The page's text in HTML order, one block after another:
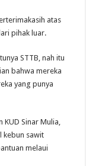
atas
pihak luar.
STTB, nah itu
bahwa mereka
yang punya
Sinar Mulia,
kebun sawit
melaui